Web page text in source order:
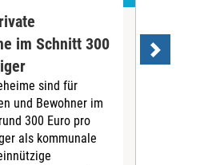
im Schnitt 300
sind für
und Bewohner im
300 Euro pro
als kommunale